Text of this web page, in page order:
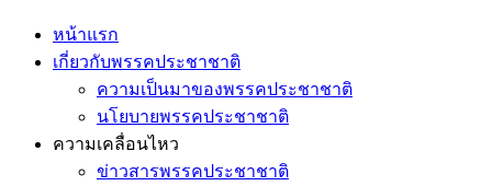
หน้าแรก
เกี่ยวกับพรรคประชาชาติ
ความเป็นมาของพรรคประชาชาติ
นโยบายพรรคประชาชาติ
ความเคลื่อนไหว
ข่าวสารพรรคประชาชาติ